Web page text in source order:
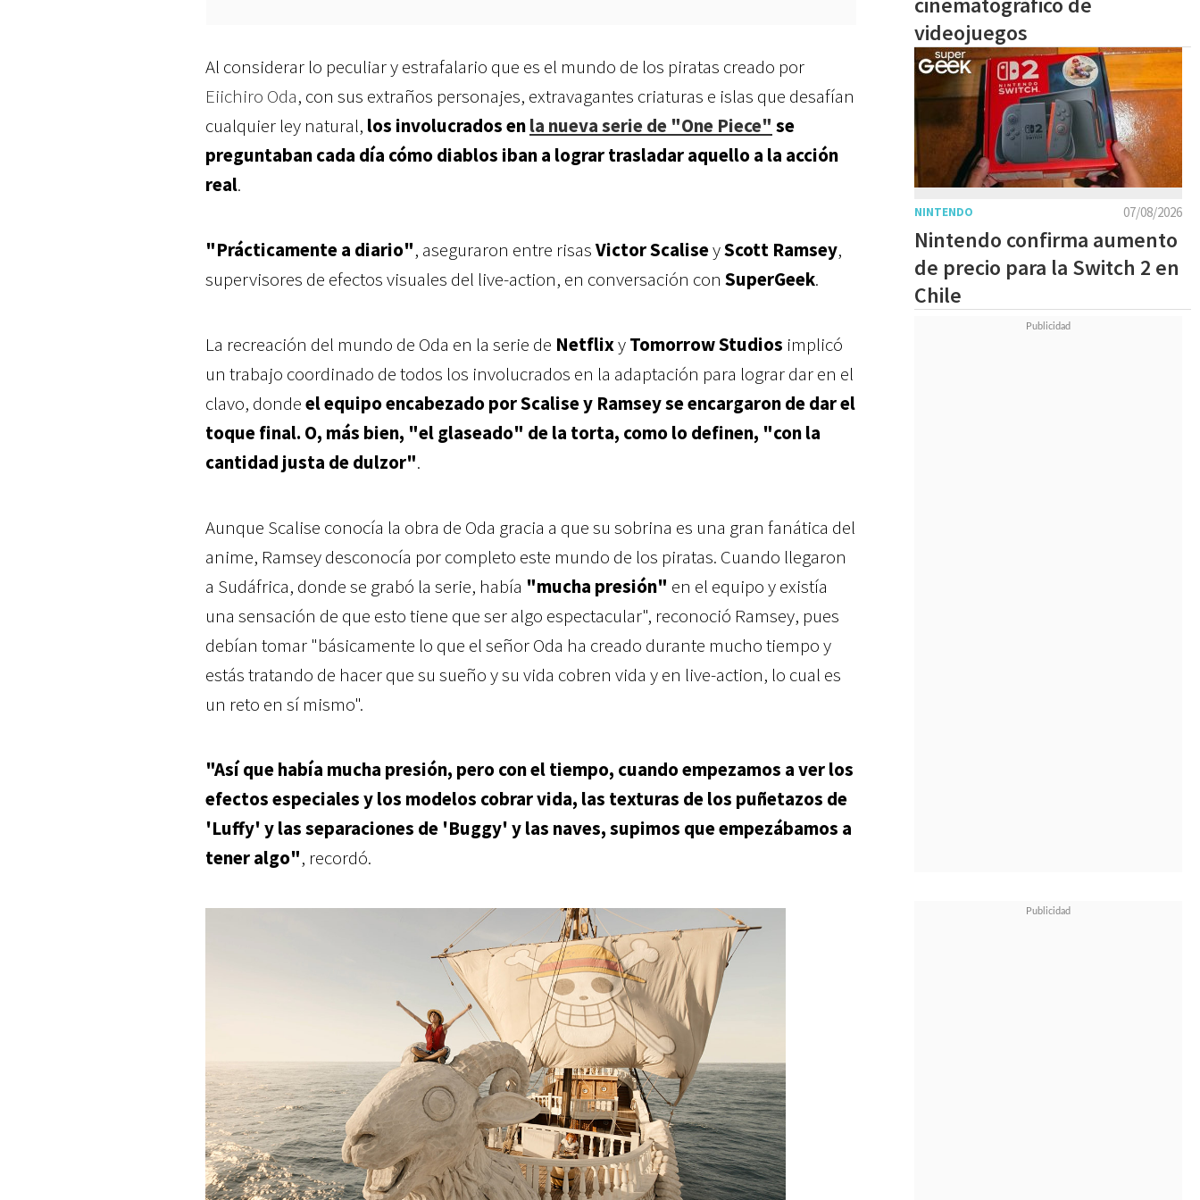
Al considerar lo peculiar y estrafalario que es el mundo de los piratas creado por
Eiichiro Oda, con sus extraños personajes, extravagantes criaturas e islas que desafían
cualquier ley natural, los involucrados enla nueva serie de "One Piece" se
preguntaban cada día cómo diablos iban a lograr trasladar aquello a la acción
real.
"Prácticamente a diario", aseguraron entre risasVictor ScaliseyScott Ramsey,
supervisores de efectos visuales del live-action, en conversación con SuperGeek.
La recreación del mundo de Oda en la serie de NetflixyTomorrow Studios implicó
un trabajo coordinado de todos los involucrados en la adaptación para lograr dar en el
clavo, dondeel equipo encabezado por Scalise y Ramsey se encargaron de dar el
toque final. O, más bien, "el glaseado" de la torta, como lo definen, "con la
cantidad justa de dulzor".
Aunque Scalise conocía la obra de Oda gracia a que su sobrina es una gran fanática del
anime, Ramsey desconocía por completo este mundo de los piratas. Cuando llegaron
a Sudáfrica, donde se grabó la serie, había "mucha presión" en el equipo y existía
una sensación de que esto tiene que ser algo espectacular", reconoció Ramsey, pues
debían tomar "básicamente lo que el señor Oda ha creado durante mucho tiempo y
estás tratando de hacer que su sueño y su vida cobren vida y en live-action, lo cual es
un reto en sí mismo".
"Así que había mucha presión, pero con el tiempo, cuando empezamos a ver los
efectos especiales y los modelos cobrar vida, las texturas de los puñetazos de
'Luffy' y las separaciones de 'Buggy' y las naves, supimos que empezábamos a
tener algo", recordó.
videojuegos
07/08/2026
NINTENDO
Nintendo confirma aumento
de precio para la Switch 2 en
Chile